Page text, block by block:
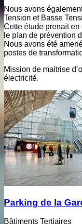
Nous avons
Tension et Basse
Cette étude prenait
le plan de prévention
Nous avons été
postes de
Mission de maitrise
électricité.
Parking de la
Bâtiments Tertiaires